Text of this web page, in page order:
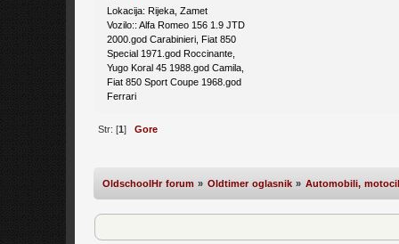
Lokacija: Rijeka, Zamet
Vozilo:: Alfa Romeo 156 1.9 JTD
2000.god Carabinieri, Fiat 850
Special 1971.god Roccinante,
Yugo Koral 45 1988.god Camila,
Fiat 850 Sport Coupe 1968.god
Ferrari
Str: [1] Gore
OldschoolHr forum» Oldtimer oglasnik» Automobili,